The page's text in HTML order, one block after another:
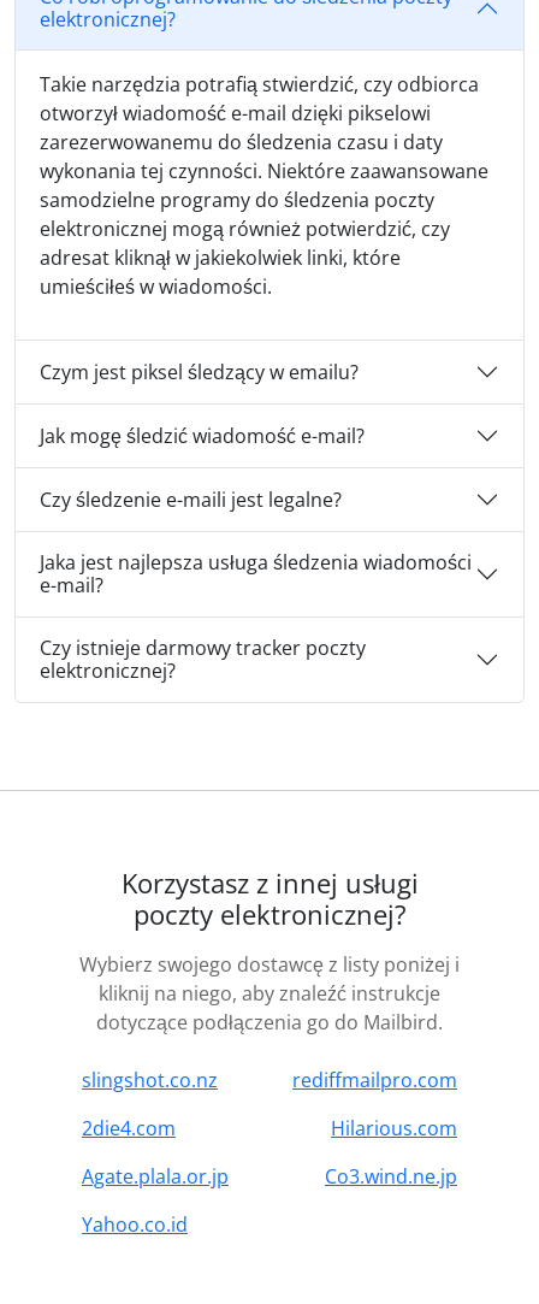
elektronicznej?
Takie narzędzia potrafią stwierdzić, czy odbiorca
otworzył wiadomość e-mail dzięki pikselowi
zarezerwowanemu do śledzenia czasu i daty
wykonania tej czynności. Niektóre zaawansowane
samodzielne programy do śledzenia poczty
elektronicznej mogą również potwierdzić, czy
adresat kliknął w jakiekolwiek linki, które
umieściłeś w wiadomości.
Czym jest piksel śledzący w emailu?
Jak mogę śledzić wiadomość e-mail?
Czy śledzenie e-maili jest legalne?
Jaka jest najlepsza usługa śledzenia wiadomości
e-mail?
Czy istnieje darmowy tracker poczty
elektronicznej?
Korzystasz z innej usługi
poczty elektronicznej?
Wybierz swojego dostawcę z listy poniżej i
kliknij na niego, aby znaleźć instrukcje
dotyczące podłączenia go do Mailbird.
slingshot.co.nz
rediffmailpro.com
2die4.com
Hilarious.com
Agate.plala.or.jp
Co3.wind.ne.jp
Yahoo.co.id